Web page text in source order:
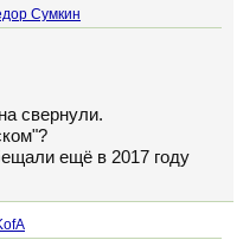
Сумкин
свернули.
ещё в 2017 году